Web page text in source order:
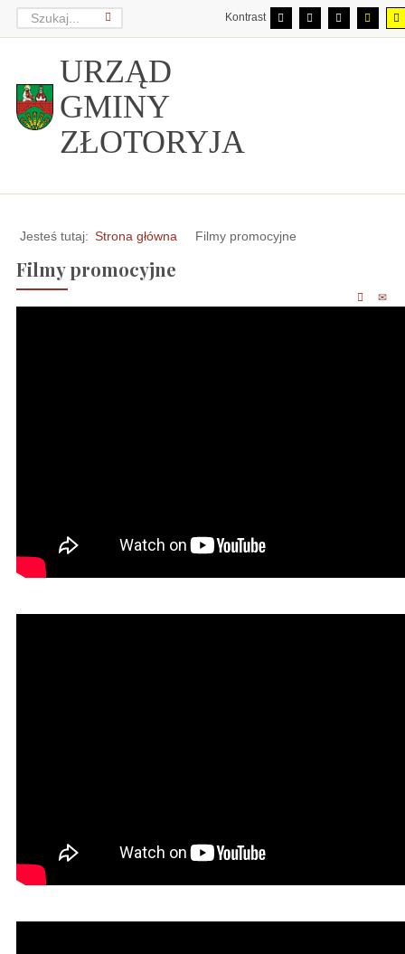
Kontrast
URZĄD
GMINY
ZŁOTORYJA
Jesteś tutaj: Strona główna Filmy promocyjne
Filmy promocyjne